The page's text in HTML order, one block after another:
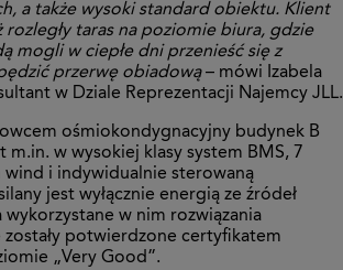
a także wysoki standard obiektu. Klient
rozległy taras na poziomie biura, gdzie
mogli w ciepłe dni przenieść się z
przerwę obiadową– mówi Izabela
w Dziale Reprezentacji Najemcy JLL.
ośmiokondygnacyjny budynek B
m.in. w wysokiej klasy system BMS, 7
wind i indywidualnie sterowaną
jest wyłącznie energią ze źródeł
wykorzystane w nim rozwiązania
potwierdzone certyfikatem
„Very Good”.